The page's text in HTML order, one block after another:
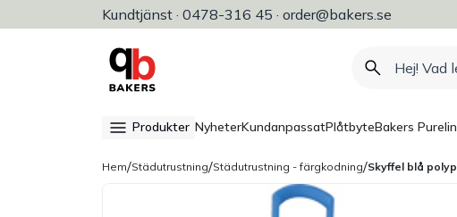
Kundtjänst · 0478-316 45 · order@bakers.se
Allt för bageri, konditori & restaurang
Produkter NyheterKundanpassatPlåtbyteBakers
Hem/Städutrustning/Städutrustning - färgkodning/Skyffel blå